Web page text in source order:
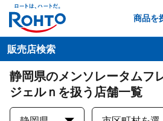
商品を
販売店検索
静岡県のメンソレータムフ
ジェルｎを扱う店舗一覧